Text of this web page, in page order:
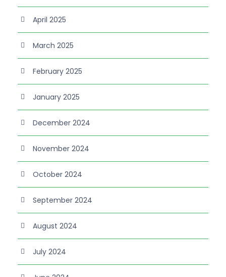
April 2025
March 2025
February 2025
January 2025
December 2024
November 2024
October 2024
September 2024
August 2024
July 2024